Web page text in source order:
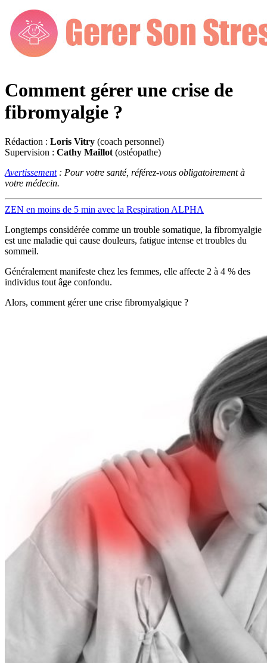
Comment gérer une crise de
fibromyalgie ?
Rédaction : Loris Vitry (coach personnel)
Supervision : Cathy Maillot (ostéopathe)
Avertissement: Pour votre santé, référez-vous obligatoirement à
votre médecin.
ZEN en moins de 5 min avec la Respiration ALPHA
Longtemps considérée comme un trouble somatique, la fibromyalgie
est une maladie qui cause douleurs, fatigue intense et troubles du
sommeil.
Généralement manifeste chez les femmes, elle affecte 2 à 4 % des
individus tout âge confondu.
Alors, comment gérer une crise fibromyalgique ?